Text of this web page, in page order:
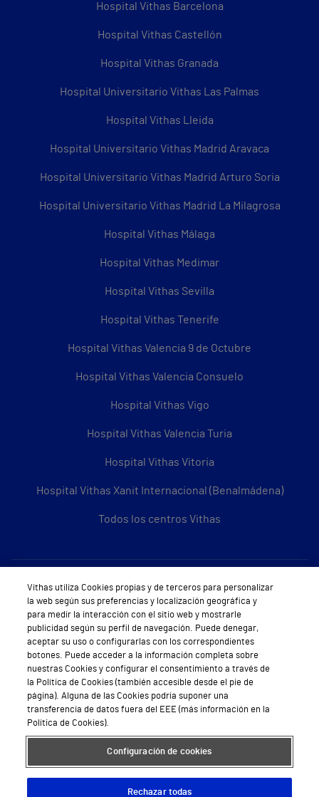
Hospital Vithas Barcelona
Hospital Vithas Castellón
Hospital Vithas Granada
Hospital Universitario Vithas Las Palmas
Hospital Vithas Lleida
Hospital Universitario Vithas Madrid Aravaca
Hospital Universitario Vithas Madrid Arturo Soria
Hospital Universitario Vithas Madrid La Milagrosa
Hospital Vithas Málaga
Hospital Vithas Medimar
Hospital Vithas Sevilla
Hospital Vithas Tenerife
Hospital Vithas Valencia 9 de Octubre
Hospital Vithas Valencia Consuelo
Hospital Vithas Vigo
Hospital Vithas Valencia Turia
Hospital Vithas Vitoria
Hospital Vithas Xanit Internacional (Benalmádena)
Todos los centros Vithas
Sobre Vithas
Quiénes somos
Trabajar en Vithas
Teléfono Cita Médica
Teléfono Atención al Cliente
Política de seguridad y salud en el trabajo
Conoce a Supervita
Vithas utiliza Cookies propias y de terceros para personalizar
la web según sus preferencias y localización geográfica y
para medir la interacción con el sitio web y mostrarle
publicidad según su perfil de navegación. Puede denegar,
aceptar su uso o configurarlas con los correspondientes
botones. Puede acceder a la información completa sobre
nuestras Cookies y configurar el consentimiento a través de
la Política de Cookies (también accesible desde el pie de
página). Alguna de las Cookies podría suponer una
transferencia de datos fuera del EEE (más información en la
Política de Cookies).
Configuración de cookies
Rechazar todas